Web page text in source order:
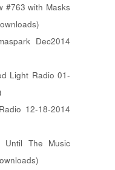
#763 with Masks
Dec2014
Light Radio 01-
12-18-2014
The Music